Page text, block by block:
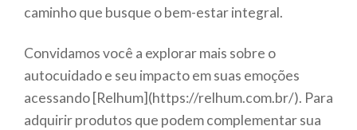
caminho que busque o bem-estar integral.
Convidamos você a explorar mais sobre o
autocuidado e seu impacto em suas emoções
acessando [Relhum](https://relhum.com.br/). Para
adquirir produtos que podem complementar sua